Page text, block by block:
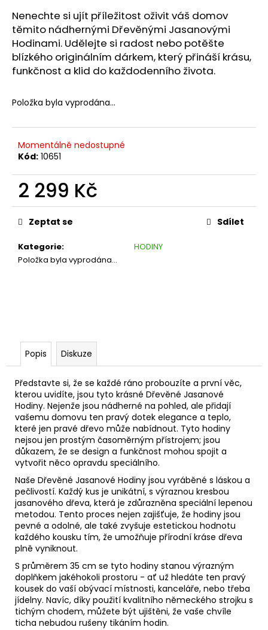
Nenechte si ujít příležitost oživit váš domov
těmito nádhernými Dřevěnými Jasanovými
Hodinami. Udělejte si radost nebo potěšte
blízkého originálním dárkem, který přináší krásu,
funkčnost a klid do každodenního života.
Položka byla vyprodána…
Momentálně nedostupné
Kód: 10651
2 299 Kč
Měrná
cena:
Kategorie:
HODINY
Položka byla vyprodána…
Zeptat se Sdílet
Popis Diskuze
Představte si, že se každé ráno probouzíte a první věc,
kterou uvidíte, jsou tyto krásné Dřevěné Jasanové
Hodiny. Nejenže jsou nádherné na pohled, ale přidají
vašemu domovu ten pravý dotek elegance a teplo,
které jen pravé dřevo může nabídnout. Tyto hodiny
nejsou jen prostým časoměrným přístrojem; jsou
důkazem, že se design a funkčnost mohou spojit a
vytvořit něco opravdu speciálního.
Naše Dřevěné Jasanové Hodiny jsou vyráběné s láskou a
pečlivostí. Každý kus je unikátní, s výraznou kresbou
jasanového dřeva, která je zdůrazněna speciální lepenou
metodou. Tento proces nejen zajišťuje, že hodiny jsou
pevné a odolné, ale také zvyšuje estetickou hodnotu
každého kousku tím, že umožňuje přírodní kráse dřeva
plně vyniknout.
S průměrem 35 cm se tyto hodiny stanou výrazným
doplňkem jakéhokoli prostoru - ať už hledáte ten pravý
kousek do vaší obývací místnosti, kanceláře, nebo třeba
jídelny. Navíc, díky použití kvalitního německého strojku s
tichým chodem, můžete být ujištěni, že vaše chvíle
ticha nebudou rušeny tikáním hodin.